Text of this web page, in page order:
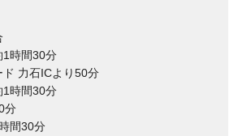
1時間30分
ド 力石ICより50分
1時間30分
分
間30分